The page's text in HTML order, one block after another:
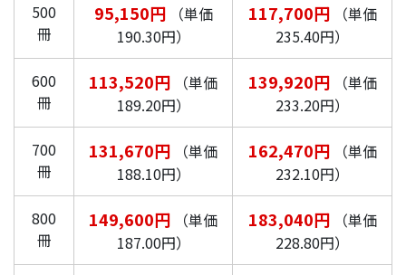
500
冊
95,150円（単価
190.30円）
117,700円（単価
235.40円）
600
冊
113,520円 （単価
189.20円）
139,920円（単価
233.20円）
700
冊
131,670円 （単価
188.10円）
162,470円（単価
232.10円）
800
冊
149,600円 （単価
187.00円）
183,040円（単価
228.80円）